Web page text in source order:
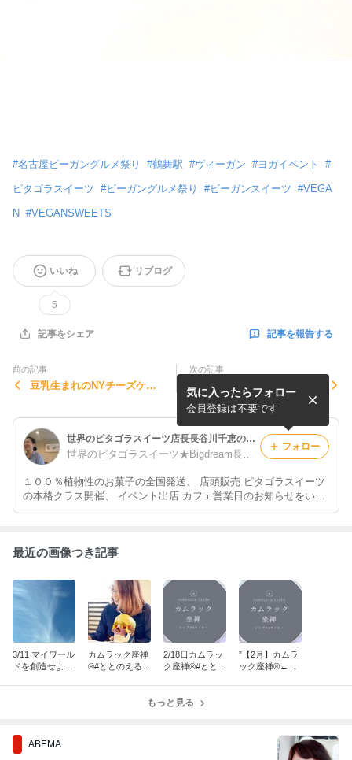
#名古屋ビーガングルメ祭り #鶴舞駅 #ヴィーガン #ヨガイベント #
ピタゴラスイーツ #ビーガングルメ祭り #ビーガンスイーツ #VEGA
N #VEGANSWEETS
いいね
5
リブログ
記事をシェア 記事を報告する
前の記事
豆乳生まれのNYチーズケー
次の記事
”縁は円” たまんないタイミ
ングでお知らせくださったア
メブロさんありがとう❤︎
世界のピタゴラスイーツ店長長谷川千恵のブログ☆100%植物性のお菓子☆
１００％植物性のお菓子の全国発送、 店頭販売 ピタゴラスイーツ
の本格クラス開催、 イベント出店 カフェ営業日のお知らせをいた
します。
気に入ったらフォロー
会員登録は不要です
フォロー
最近の画像つき記事
3/11 マイワール
ドを創造せよ！
カムラック座禅
®︎#ととのえるの
2/18日カムラッ
ク座禅®︎#ととの
”【2月】カムラ
ック座禅®︎←イ
もっと見る
ABEMA